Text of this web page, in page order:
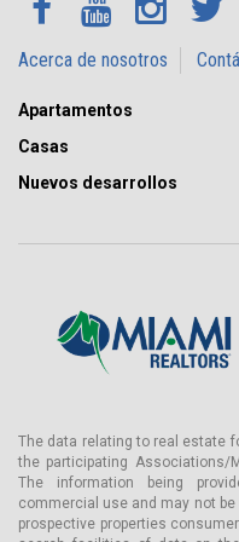
altura con vista al agua.
Edificio que admite
dos cuadras de un parque
directo a caminos peatonales
Cuatro ascensores de
mediante pulseras
invitados
Generador de
Internet y televisión por
Amenidades y Servicios
La Baia North Bay Harbor
amenidades estilo resort,
Acerca de nosotros
Apartamentos
Casas
Nuevos desarrollos
The data relating to real estate
the participating Associations/
The information being
commercial use and may not
prospective properties